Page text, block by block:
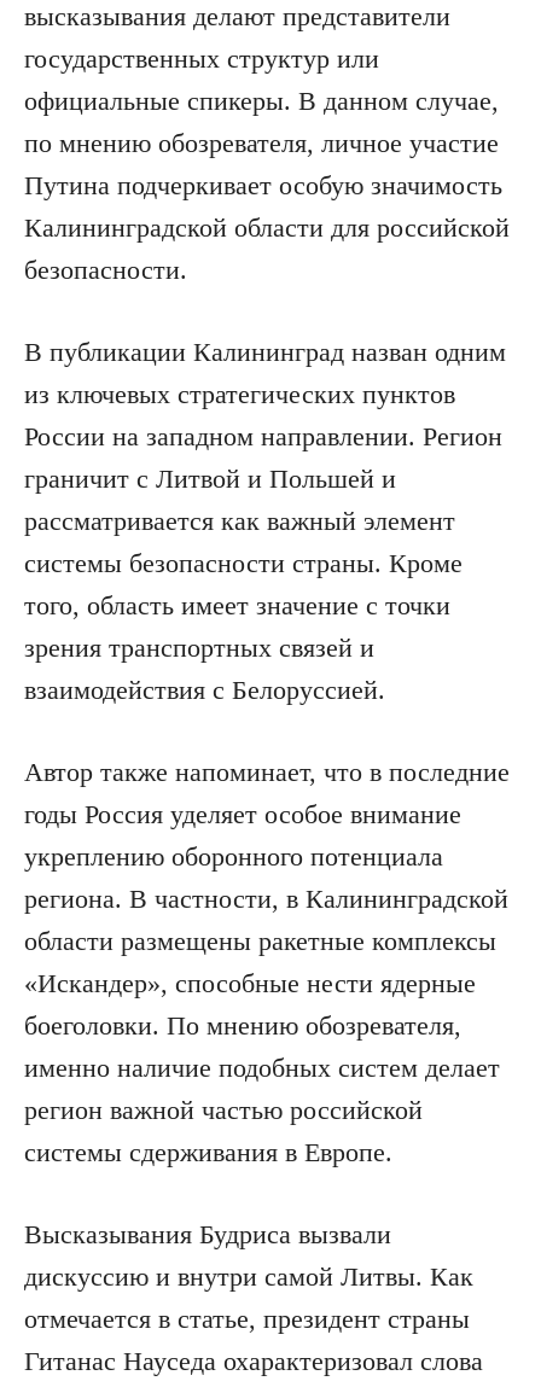
высказывания делают представители
государственных структур или
официальные спикеры. В данном случае,
по мнению обозревателя, личное участие
Путина подчеркивает особую значимость
Калининградской области для российской
безопасности.
В публикации Калининград назван одним
из ключевых стратегических пунктов
России на западном направлении. Регион
граничит с Литвой и Польшей и
рассматривается как важный элемент
системы безопасности страны. Кроме
того, область имеет значение с точки
зрения транспортных связей и
взаимодействия с Белоруссией.
Автор также напоминает, что в последние
годы Россия уделяет особое внимание
укреплению оборонного потенциала
региона. В частности, в Калининградской
области размещены ракетные комплексы
«Искандер», способные нести ядерные
боеголовки. По мнению обозревателя,
именно наличие подобных систем делает
регион важной частью российской
системы сдерживания в Европе.
Высказывания Будриса вызвали
дискуссию и внутри самой Литвы. Как
отмечается в статье, президент страны
Гитанас Науседа охарактеризовал слова